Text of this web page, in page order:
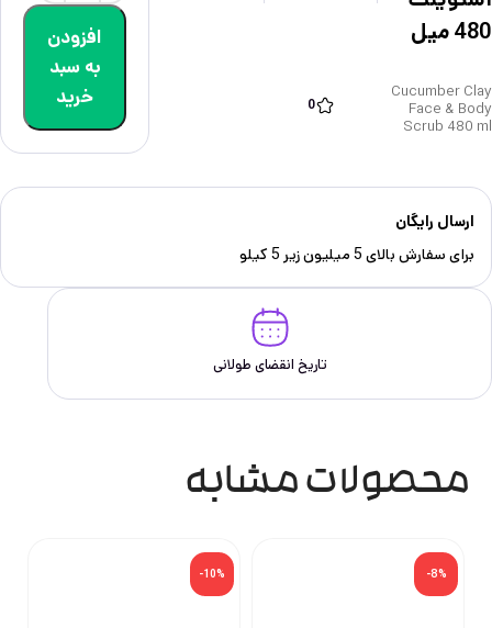
0
480 ميل
Cucumber Clay
Face & Body
Scrub 480 ml
افزودن
به سبد
خرید
ارسال رایگان
برای سفارش‌ بالای 5 میلیون زیر 5 کیلو
تاریخ انقضای طولانی
محصولات مشابه
-8%
-10%